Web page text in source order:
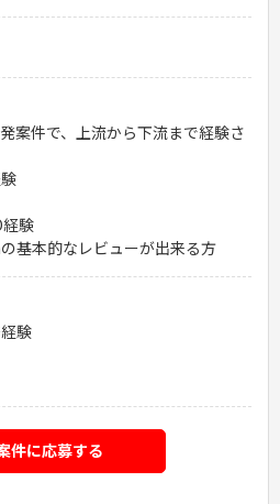
案件で、上流から下流まで経験さ
経験
基本的なレビューが出来る方
験
件に応募する